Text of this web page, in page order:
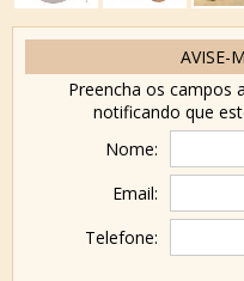
AVISE-
Preencha os campos
notificando que
Nome:
Email:
Telefone: